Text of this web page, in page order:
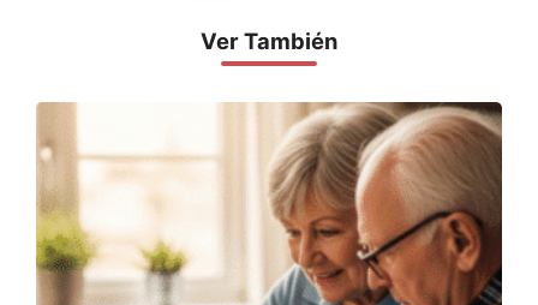
Ver También